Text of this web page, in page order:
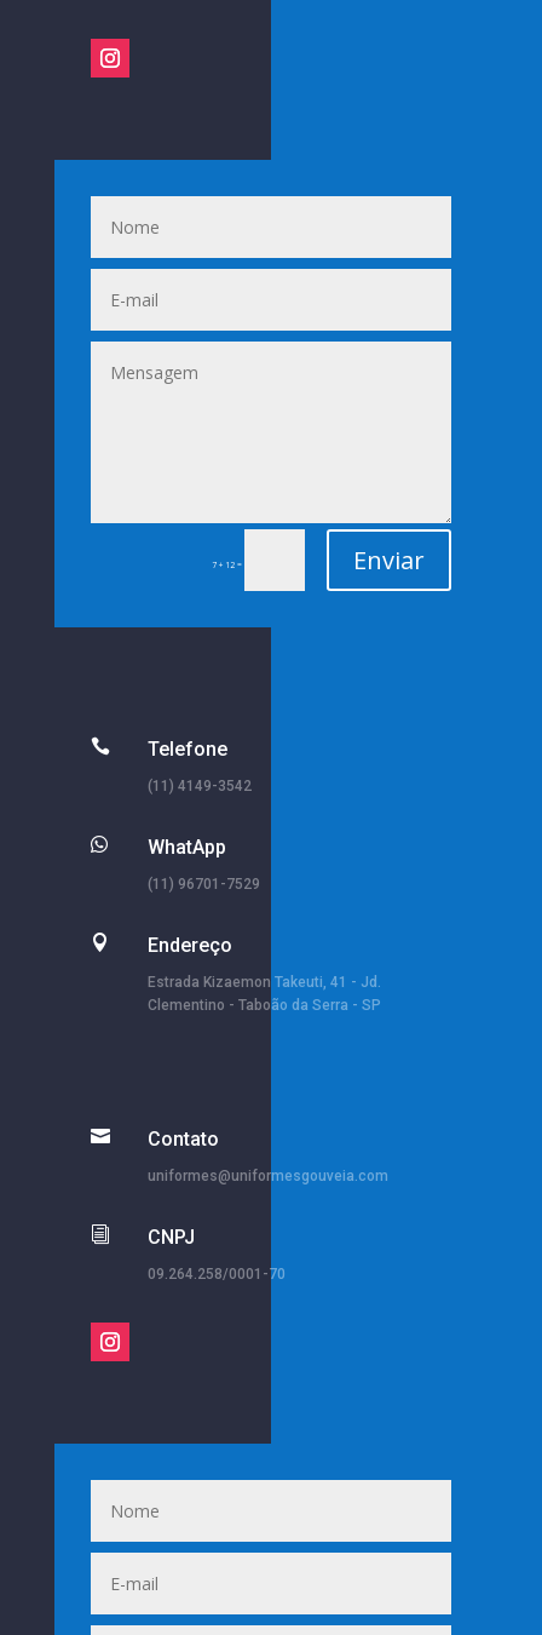
7 + 12 = Enviar
 Telefone
(11) 4149-3542
 WhatApp
(11) 96701-7529
 Endereço
Estrada Kizaemon Takeuti, 41 - Jd.
Clementino - Taboão da Serra - SP
 Contato
uniformes@uniformesgouveia.com
i CNPJ
09.264.258/0001-70